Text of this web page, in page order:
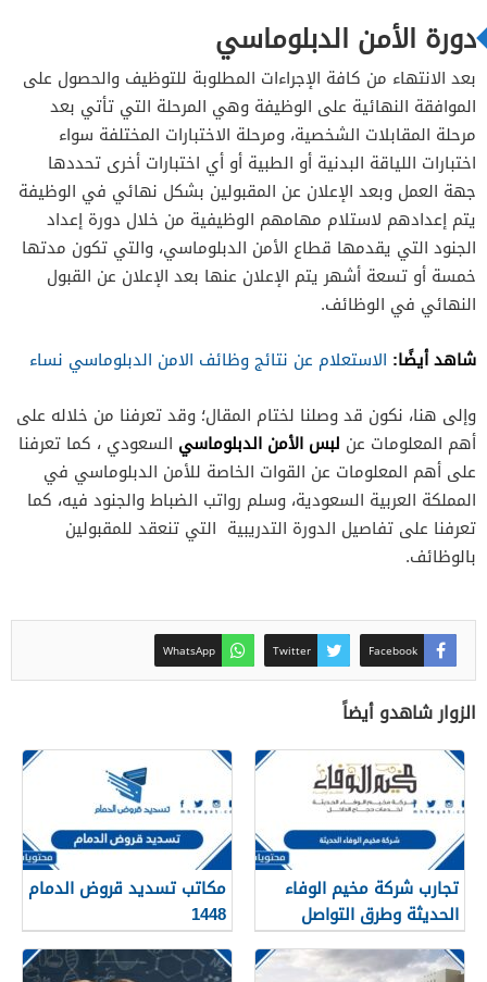
دورة الأمن الدبلوماسي
بعد الانتهاء من كافة الإجراءات المطلوبة للتوظيف والحصول على
الموافقة النهائية على الوظيفة وهي المرحلة التي تأتي بعد
مرحلة المقابلات الشخصية، ومرحلة الاختبارات المختلفة سواء
اختبارات اللياقة البدنية أو الطبية أو أي اختبارات أخرى تحددها
جهة العمل وبعد الإعلان عن المقبولين بشكل نهائي في الوظيفة
يتم إعدادهم لاستلام مهامهم الوظيفية من خلال دورة إعداد
الجنود التي يقدمها قطاع الأمن الدبلوماسي، والتي تكون مدتها
خمسة أو تسعة أشهر يتم الإعلان عنها بعد الإعلان عن القبول
النهائي في الوظائف.
شاهد أيضًا: الاستعلام عن نتائج وظائف الامن الدبلوماسي نساء
وإلى هنا، نكون قد وصلنا لختام المقال؛ وقد تعرفنا من خلاله على
أهم المعلومات عن لبس الأمن الدبلوماسي السعودي ، كما تعرفنا
على أهم المعلومات عن القوات الخاصة للأمن الدبلوماسي في
المملكة العربية السعودية، وسلم رواتب الضباط والجنود فيه، كما
تعرفنا على تفاصيل الدورة التدريبية التي تنعقد للمقبولين
بالوظائف.
Facebook
Twitter
WhatsApp
الزوار شاهدو أيضاً
تجارب شركة مخيم الوفاء
الحديثة وطرق التواصل
معهم 1448
مكاتب تسديد قروض الدمام
1448